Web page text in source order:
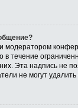
модератором
течение
Эта надпись не
не могут